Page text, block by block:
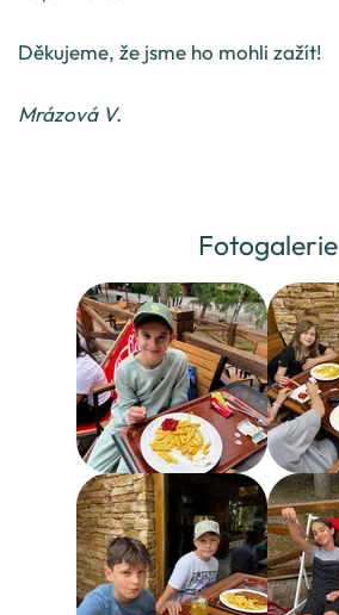
Děkujeme, že jsme ho mohli zažít!
Mrázová V.
Fotogalerie